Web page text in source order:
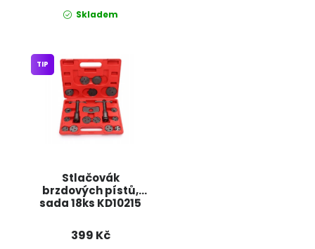
Skladem
Stlačovák
brzdových pístů,
sada 18ks KD10215
TIP
399 Kč